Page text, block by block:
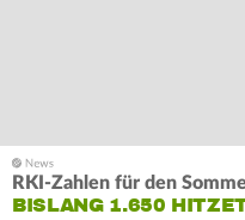
RKI-Zahlen für den
BISLANG 1.650